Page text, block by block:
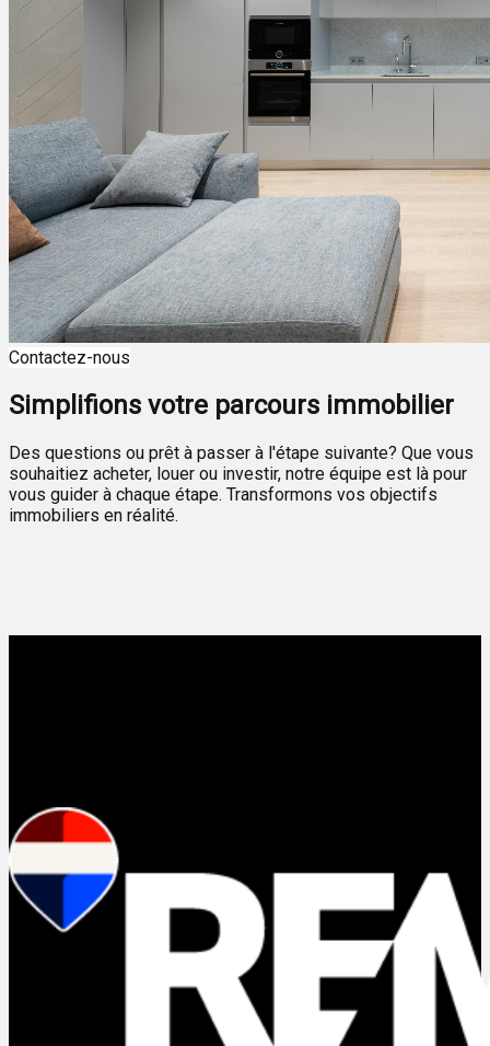
Contactez-nous
Simplifions votre parcours immobilier
Des questions ou prêt à passer à l'étape suivante? Que vous
souhaitiez acheter, louer ou investir, notre équipe est là pour
vous guider à chaque étape. Transformons vos objectifs
immobiliers en réalité.